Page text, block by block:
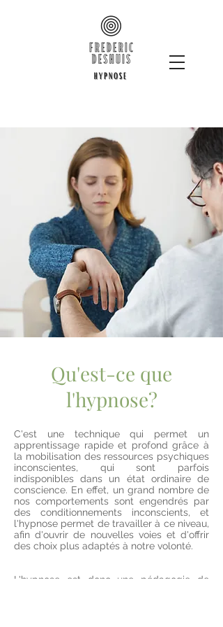
Qu'est-ce que
l'hypnose?
C'est une technique qui permet un
apprentissage rapide et profond grâce à
la mobilisation des ressources psychiques
inconscientes, qui sont parfois
indisponibles dans un état ordinaire de
conscience. En effet, un grand nombre de
nos comportements sont engendrés par
des conditionnements inconscients, et
l'hypnose permet de travailler à ce niveau,
afin d'ouvrir de nouvelles voies et d'offrir
des choix plus adaptés à notre volonté.
L'hypnose est donc une pédagogie de